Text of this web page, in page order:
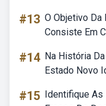
#13 O Objetivo Da
Consiste Em
#14 Na História
Estado Novo
#15 Identifique As